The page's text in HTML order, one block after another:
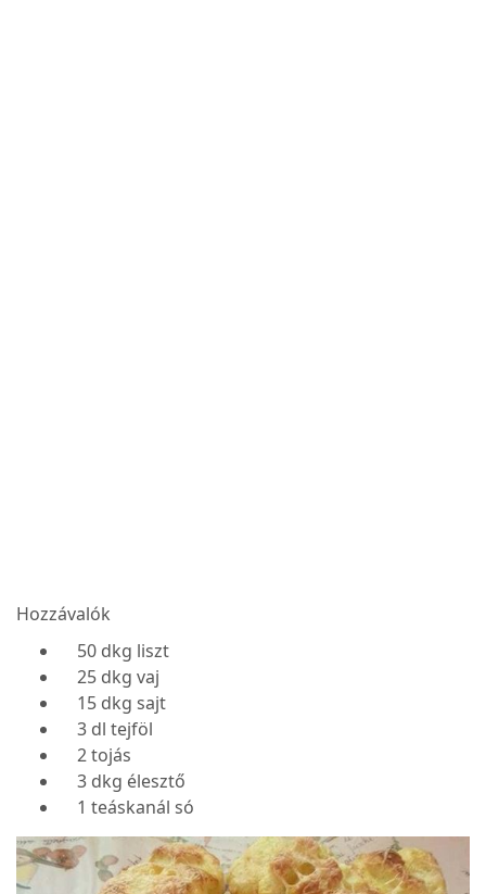
Hozzávalók
50 dkg liszt
25 dkg vaj
15 dkg sajt
3 dl tejföl
2 tojás
3 dkg élesztő
1 teáskanál só